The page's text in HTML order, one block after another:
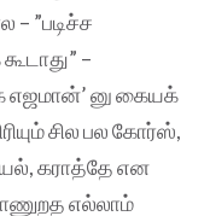
”படிச்ச
–
எஜமான்’ னு கையக்
சில பல கோர்ஸ்,
கராத்தே என
எல்லாம்